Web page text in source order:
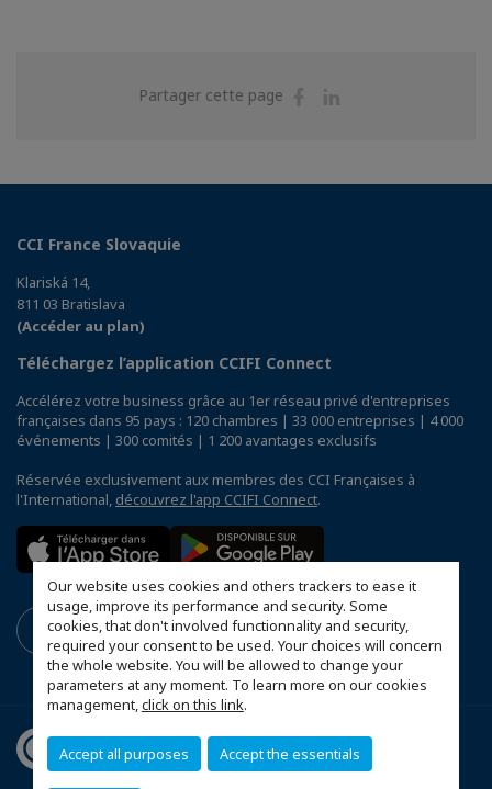
Our website uses cookies and others trackers to ease it
usage, improve its performance and security. Some
cookies, that don't involved functionnality and security,
required your consent to be used. Your choices will concern
the whole website. You will be allowed to change your
parameters at any moment. To learn more on our cookies
management,click on this link.
Accept all purposes Accept the essentials
Partager cette page
Partager
CCI France Slovaquie
Klariská 14,
811 03 Bratislava
(Accéder au plan)
Téléchargez l’application CCIFI Connect
Accélérez votre business grâce au 1er réseau privé d'entreprises
françaises dans 95 pays : 120 chambres | 33 000 entreprises | 4 000
événements | 300 comités | 1 200 avantages exclusifs
Réservée exclusivement aux membres des CCI Françaises à
l'International, découvrez l'app CCIFI Connect.